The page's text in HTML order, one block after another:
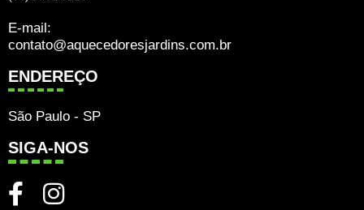
E-mail:
contato@aquecedoresjardins.com.br
ENDEREÇO
São Paulo - SP
SIGA-NOS